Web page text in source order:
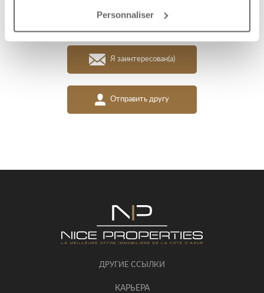
Personnaliser
Распечатать страницу
Я заинтересован(а)
Отправить другу
ДРУГИЕ ССЫЛКИ
КАРЬЕРА